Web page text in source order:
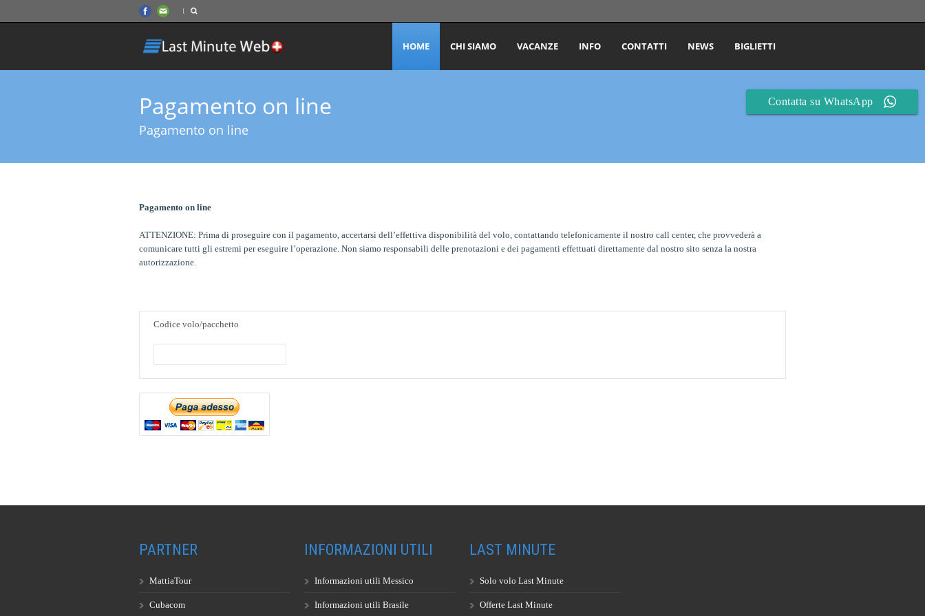
HOME CHI SIAMO VACANZE INFO CONTATTI NEWS BIGLIETTI
Pagamento on line
Pagamento on line
Pagamento on line
ATTENZIONE: Prima di proseguire con il pagamento, accertarsi dell’effettiva disponibilità del volo, contattando telefonicamente il nostro call center, che provvederà a
comunicare tutti gli estremi per eseguire l’operazione. Non siamo responsabili delle prenotazioni e dei pagamenti effettuati direttamente dal nostro sito senza la nostra
autorizzazione.
Codice volo/pacchetto
PARTNER
MattiaTour
Cubacom
INFORMAZIONI UTILI
Informazioni utili Messico
Informazioni utili Brasile
LAST MINUTE
Solo volo Last Minute
Offerte Last Minute
Contatta su WhatsApp